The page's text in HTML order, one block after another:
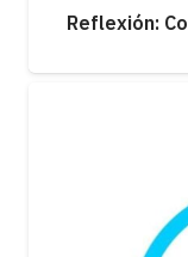
Reflexión: